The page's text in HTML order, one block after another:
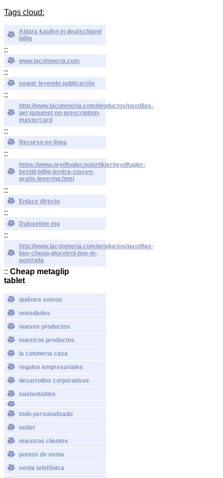
Tags cloud:
Aldara kaufen in deutschland
billig
::
www.lacotoneria.com
::
seguir leyendo publicación
::
http://www.lacotoneria.com/productos/pastillas-
get-janumet-no-prescription-
mastercard
::
Recurso en línea
::
https://www.prydfugler.no/artikler/prydfugler-
bestill-billig-levitra-staxyn-
gratis-levering.html
::
Enlace directo
::
Duloxetine mg
::
http://www.lacotoneria.com/productos/pastillas-
buy-cheap-glucotrol-buy-in-
australia
:: Cheap metaglip
tablet
quiénes somos
novedades
nuevos productos
nuestros productos
la cotoneria casa
regalos empresariales
desarrollos corporativos
sustentables
todo personalizado
outlet
nuestros clientes
puntos de venta
venta telefónica